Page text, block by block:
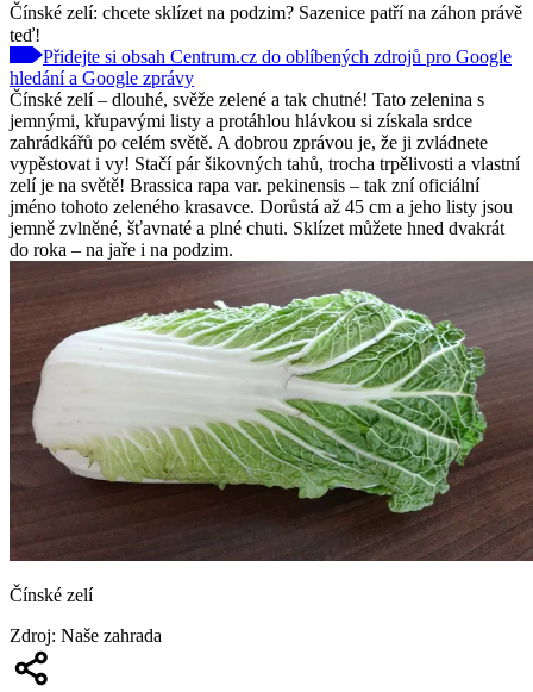
Čínské zelí: chcete sklízet na podzim? Sazenice patří na záhon právě
teď!
Přidejte si obsah Centrum.cz do oblíbených zdrojů pro Google
hledání a Google zprávy
Čínské zelí – dlouhé, svěže zelené a tak chutné! Tato zelenina s
jemnými, křupavými listy a protáhlou hlávkou si získala srdce
zahrádkářů po celém světě. A dobrou zprávou je, že ji zvládnete
vypěstovat i vy! Stačí pár šikovných tahů, trocha trpělivosti a vlastní
zelí je na světě! Brassica rapa var. pekinensis – tak zní oficiální
jméno tohoto zeleného krasavce. Dorůstá až 45 cm a jeho listy jsou
jemně zvlněné, šťavnaté a plné chuti. Sklízet můžete hned dvakrát
do roka – na jaře i na podzim.
Čínské zelí
Zdroj: Naše zahrada